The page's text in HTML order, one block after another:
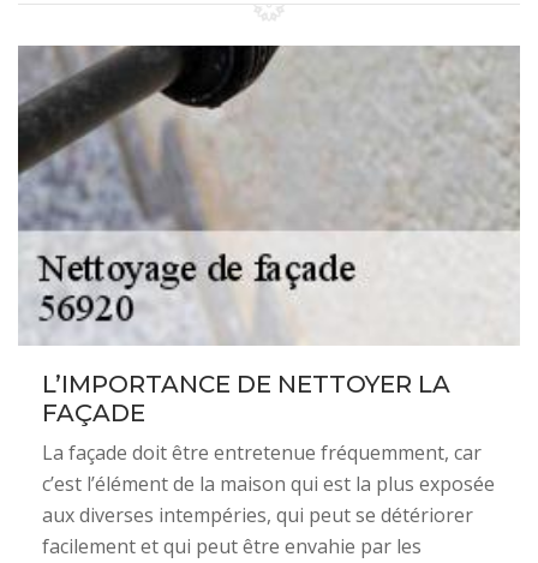
L’IMPORTANCE DE NETTOYER LA
FAÇADE
La façade doit être entretenue fréquemment, car
c’est l’élément de la maison qui est la plus exposée
aux diverses intempéries, qui peut se détériorer
facilement et qui peut être envahie par les